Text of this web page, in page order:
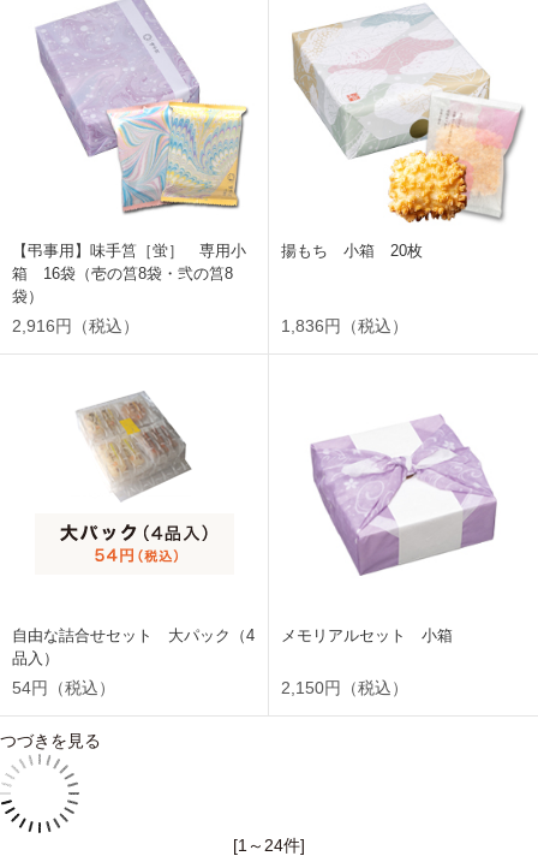
【弔事用】味手筥［蛍］ 専用小
箱 16袋（壱の筥8袋・弐の筥8
袋）
2,916円（税込）
揚もち 小箱 20枚
1,836円（税込）
自由な詰合せセット 大パック（4
品入）
54円（税込）
メモリアルセット 小箱
2,150円（税込）
つづきを見る
[1～24件]